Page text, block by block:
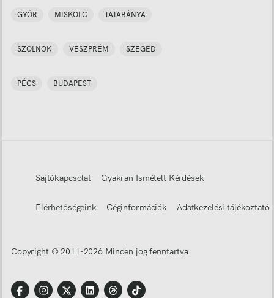
GYŐR MISKOLC TATABÁNYA
SZOLNOK VESZPRÉM SZEGED
PÉCS BUDAPEST
Sajtókapcsolat Gyakran Ismételt Kérdések
Elérhetőségeink Céginformációk Adatkezelési tájékoztató
Copyright © 2011-2026 Minden jog fenntartva